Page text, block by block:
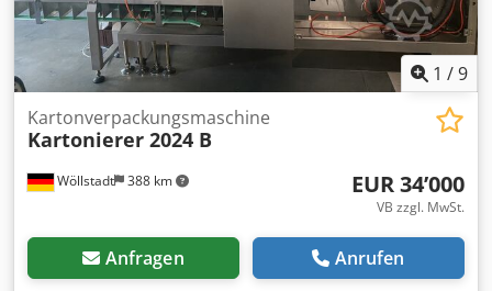
1 /9
Wöllstadt 388 km
Kartonverpackungsmaschine
Kartonierer 2024 B
EUR 34’000
VB zzgl. MwSt.
Anfragen Anrufen